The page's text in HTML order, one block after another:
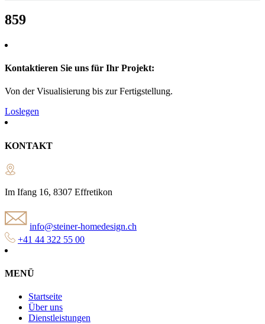
859
Kontaktieren Sie uns für Ihr Projekt:
Von der Visualisierung bis zur Fertigstellung.
Loslegen
KONTAKT
Im Ifang 16, 8307 Effretikon
info@steiner-homedesign.ch
+41 44 322 55 00
MENÜ
Startseite
Über uns
Dienstleistungen